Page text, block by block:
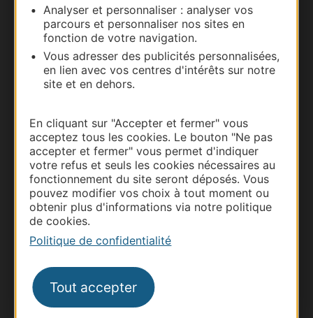
Analyser et personnaliser : analyser vos
parcours et personnaliser nos sites en
fonction de votre navigation.
Vous adresser des publicités personnalisées,
en lien avec vos centres d'intérêts sur notre
site et en dehors.
En cliquant sur "Accepter et fermer" vous
acceptez tous les cookies. Le bouton "Ne pas
accepter et fermer" vous permet d'indiquer
votre refus et seuls les cookies nécessaires au
fonctionnement du site seront déposés. Vous
pouvez modifier vos choix à tout moment ou
obtenir plus d'informations via notre politique
de cookies.
Politique de confidentialité
Tout accepter
Nous contacter
Carte interactive
Thermalisme
Business/Mice
Pros d'Occitanie